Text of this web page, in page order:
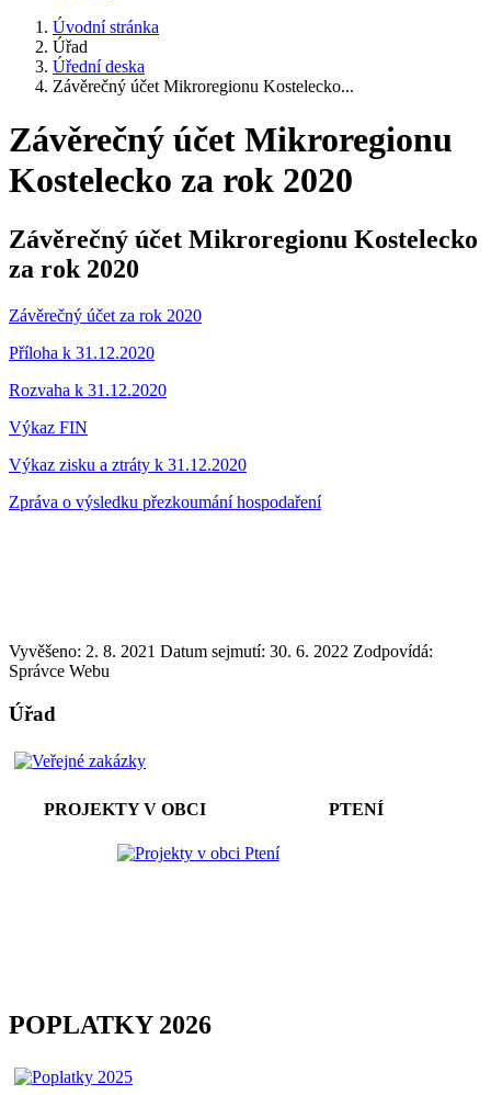
Úvodní stránka
Úřad
Úřední deska
Závěrečný účet Mikroregionu Kostelecko...
Závěrečný účet Mikroregionu
Kostelecko za rok 2020
Závěrečný účet Mikroregionu Kostelecko
za rok 2020
Závěrečný účet za rok 2020
Příloha k 31.12.2020
Rozvaha k 31.12.2020
Výkaz FIN
Výkaz zisku a ztráty k 31.12.2020
Zpráva o výsledku přezkoumání hospodaření
Vyvěšeno: 2. 8. 2021 Datum sejmutí: 30. 6. 2022 Zodpovídá:
Správce Webu
Úřad
PROJEKTY V OBCI PTENÍ
POPLATKY 2026